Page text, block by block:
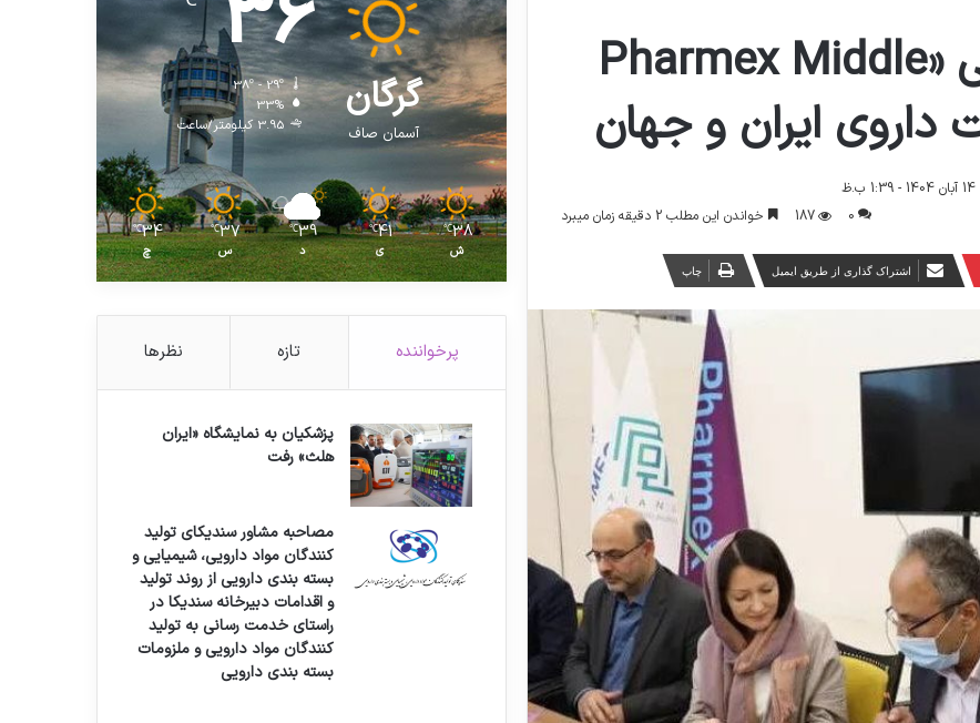
دستاوردهای بین‌المللی «Pharmex Middle
0
187 خواندن این مطلب 2 دقیقه زمان میبرد
اشتراک گذاری از طریق ایمیل چاپ
گرگان
آسمان صاف
38º - 29º
33%
3.95 کیلومتر/ساعت
38
℃
ش
41
℃
ی
39
℃
د
37
℃
س
34
℃
چ
پرخواننده تازه نظرها
پزشکیان به نمایشگاه «ایران
هلث» رفت
مصاحبه مشاور سندیکای تولید
کنندگان مواد دارویی، شیمیایی و
بسته بندی دارویی از روند تولید
و اقدامات دبیرخانه سندیکا در
راستای خدمت رسانی به تولید
کنندگان مواد دارویی و ملزومات
بسته بندی دارویی